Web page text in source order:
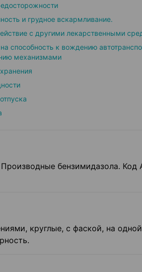
и грудное вскармливание.
с другими лекарственными
способность к вождению
механизмами
бензимидазола. Код
круглые, с фаской, на одной